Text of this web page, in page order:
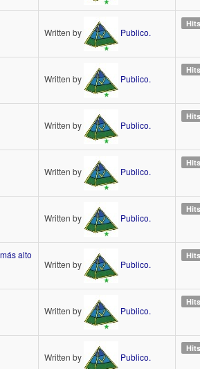
Written by
Publico.
Written by
Publico.
Written by
Publico.
Written by
Publico.
Written by
Publico.
alto
Written by
Publico.
Written by
Publico.
Written by
Publico.